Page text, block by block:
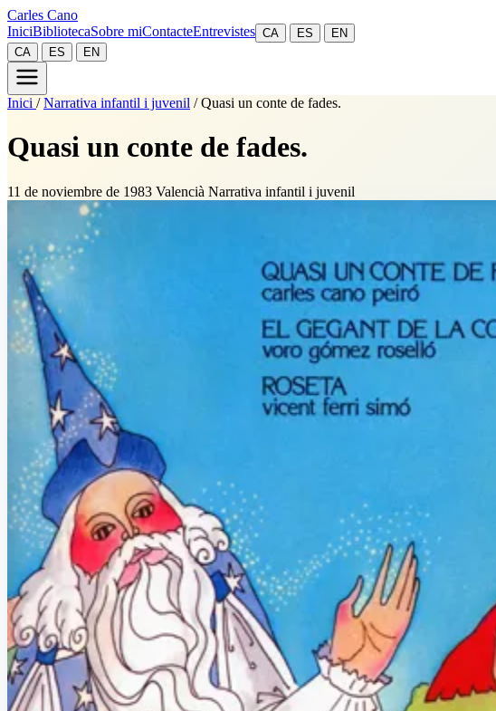
Carles Cano
IniciBibliotecaSobre miContacteEntrevistes CA ES
EN
CA
ES EN
Inici / Narrativa infantil i juvenil / Quasi un conte de fades.
Quasi un conte de fades.
11 de noviembre de 1983 Valencià Narrativa infantil i juvenil